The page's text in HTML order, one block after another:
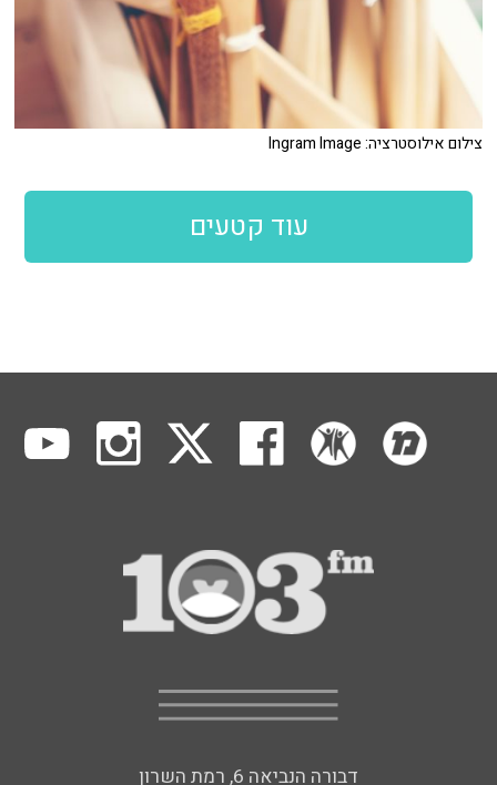
צילום אילוסטרציה: Ingram Image
עוד קטעים
דבורה הנביאה 6, רמת השרון